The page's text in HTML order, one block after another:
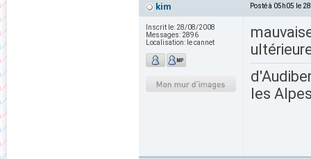
kim Posté à 05h05 le
Inscrit le: 28/08/2008
Messages: 2896
Localisation: le cannet
les